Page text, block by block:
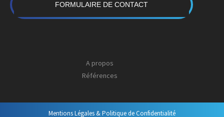
FORMULAIRE DE CONTACT
A propos
Références
Mentions Légales & Politique de Confidentialité